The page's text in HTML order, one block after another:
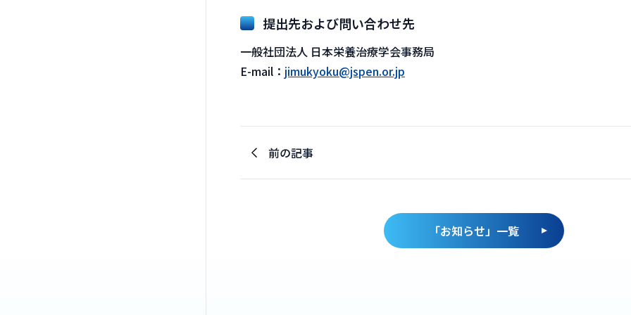
提出先および問い合わせ先
一般社団法人 日本栄養治療学会事務局
E-mail： jimukyoku@jspen.or.jp
前の記事
「お知らせ」一覧